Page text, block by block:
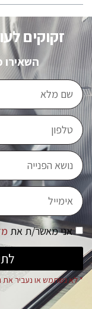
זקוקים
השאירו
אני מאשר/ת את
* לא נשתמש או נעביר את